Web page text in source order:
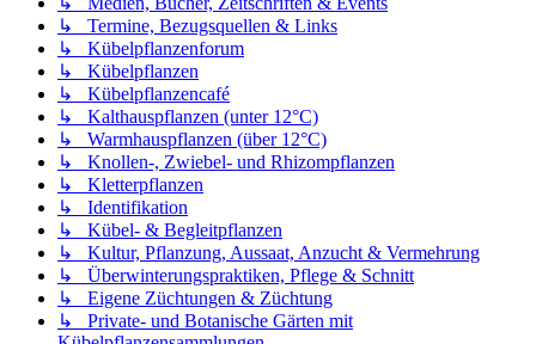
↳ Termine, Bezugsquellen & Links
↳ Kübelpflanzenforum
↳ Kübelpflanzen
↳ Kübelpflanzencafé
↳ Kalthauspflanzen (unter 12°C)
↳ Warmhauspflanzen (über 12°C)
↳ Knollen-, Zwiebel- und Rhizompflanzen
↳ Kletterpflanzen
↳ Identifikation
↳ Kübel- & Begleitpflanzen
↳ Kultur, Pflanzung, Aussaat, Anzucht & Vermehrung
↳ Überwinterungspraktiken, Pflege & Schnitt
↳ Eigene Züchtungen & Züchtung
↳ Private- und Botanische Gärten mit